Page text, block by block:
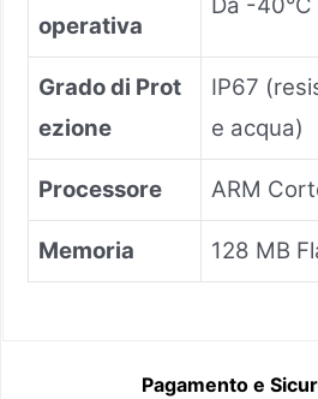
operativa
Grado di Prot
ezione
IP67
e acqua)
Processore ARM
Memoria 128 MB
Pagamento e